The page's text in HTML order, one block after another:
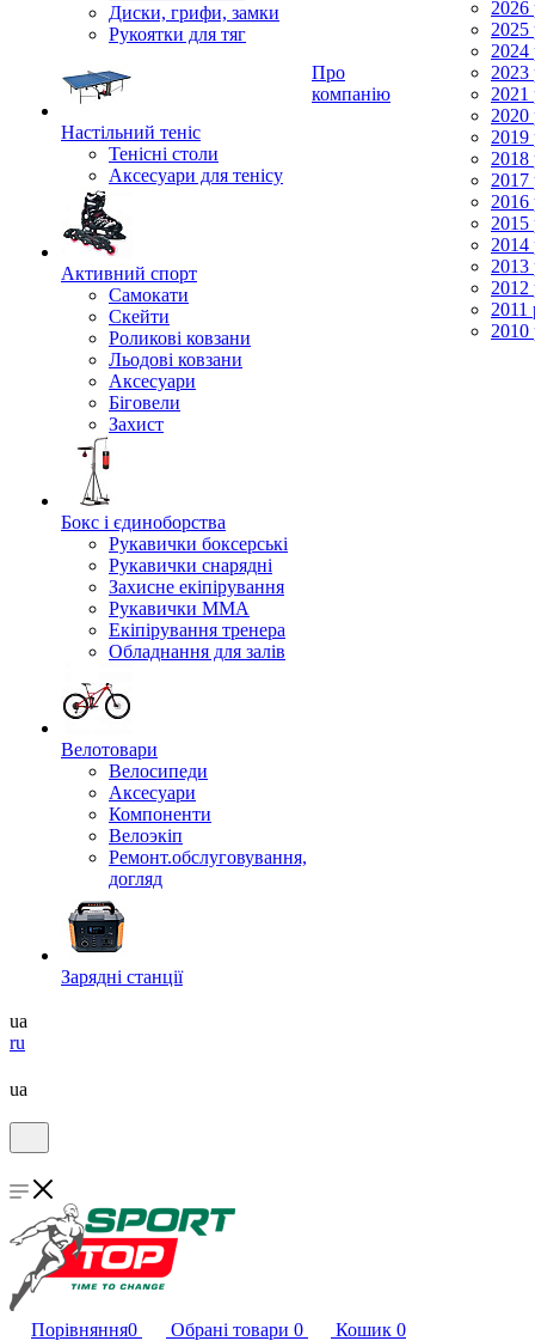
Диски, грифи, замки
Рукоятки для тяг
Настільний теніс
Тенісні столи
Аксесуари для тенісу
Активний спорт
Самокати
Скейти
Роликові ковзани
Льодові ковзани
Аксесуари
Біговели
Захист
Бокс і єдиноборства
Рукавички боксерські
Рукавички снарядні
Захисне екіпірування
Рукавички ММА
Екіпірування тренера
Обладнання для залів
Велотовари
Велосипеди
Аксесуари
Компоненти
Велоэкіп
Ремонт.обслуговування,
догляд
Зарядні станції
Про
компанію
2026
2025
2024
2023
2021
2020
2019
2018
2017
2016
2015
2014
2013
2012
2011
2010
ua
ru
ua
Порівняння0 Обрані товари 0 Кошик 0